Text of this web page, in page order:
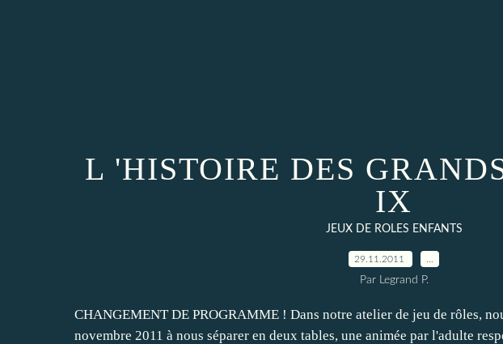
L 'HISTOIRE DES
IX
JEUX DE ROLES ENFANTS
29.11.2011
Par Legrand P.
CHANGEMENT DE PROGRAMME ! Dans notre atelier de jeu de rôles,
novembre 2011 à nous séparer en deux tables, une animée par l'adulte